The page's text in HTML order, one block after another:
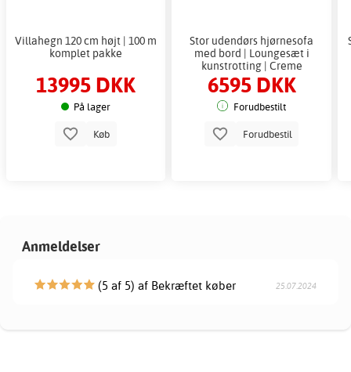
Villahegn 120 cm højt | 100 m
komplet pakke
13995 DKK
På lager
Køb
Stor udendørs hjørnesofa
med bord | Loungesæt i
kunstrotting | Creme
6595 DKK
Forudbestilt
Forudbestil
Anmeldelser
(5 af 5) af Bekræftet køber 25.07.2024